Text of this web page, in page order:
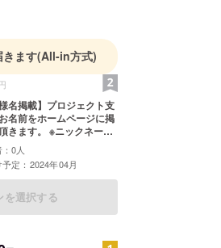
きます(All-in方式)
名掲載】プロジェクト支
名前をホームページに掲
きます。 ※ニックネーム
掲載にそぐわないワード
ている場合は審査をさせ
。
0人
定：2024年04月
を選択する